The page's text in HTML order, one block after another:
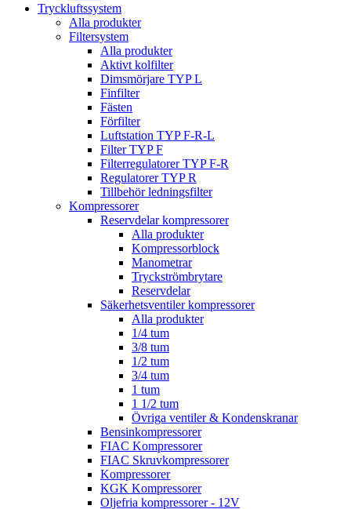
Tryckluftssystem
Alla produkter
Filtersystem
Alla produkter
Aktivt kolfilter
Dimsmörjare TYP L
Finfilter
Fästen
Förfilter
Luftstation TYP F-R-L
Filter TYP F
Filterregulatorer TYP F-R
Regulatorer TYP R
Tillbehör ledningsfilter
Kompressorer
Reservdelar kompressorer
Alla produkter
Kompressorblock
Manometrar
Tryckströmbrytare
Reservdelar
Säkerhetsventiler kompressorer
Alla produkter
1/4 tum
3/8 tum
1/2 tum
3/4 tum
1 tum
1 1/2 tum
Övriga ventiler & Kondenskranar
Bensinkompressorer
FIAC Kompressorer
FIAC Skruvkompressorer
Kompressorer
KGK Kompressorer
Oljefria kompressorer - 12V